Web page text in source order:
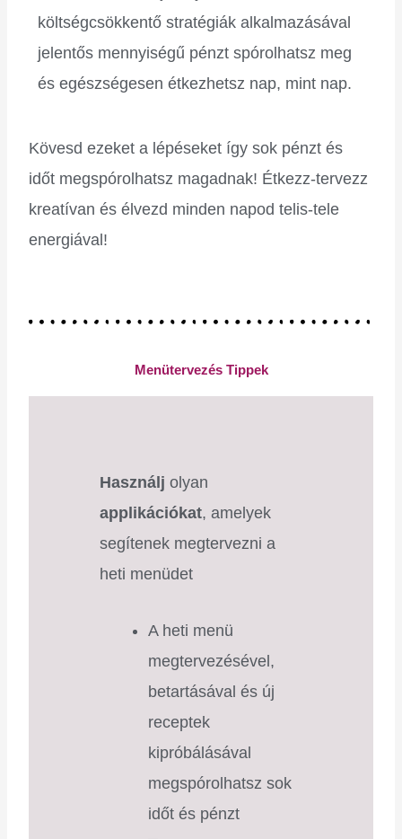
költségcsökkentő stratégiák alkalmazásával
jelentős mennyiségű pénzt spórolhatsz meg
és egészségesen étkezhetsz nap, mint nap.
Kövesd ezeket a lépéseket így sok pénzt és
időt megspórolhatsz magadnak! Étkezz-tervezz
kreatívan és élvezd minden napod telis-tele
energiával!
Menütervezés Tippek
Használj olyan
applikációkat, amelyek
segítenek megtervezni a
heti menüdet
A heti menü
megtervezésével,
betartásával és új
receptek
kipróbálásával
megspórolhatsz sok
időt és pénzt